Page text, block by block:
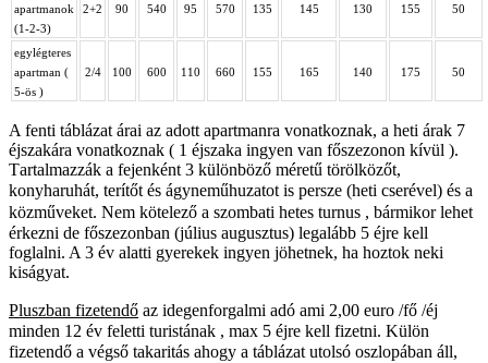
apartmanok
(1-2-3)
2+2 90 540 95 570 135 145 130 155 50
egylégteres
apartman (
5-ös )
2/4 100 600 110 660 155 165 140 175 50
A fenti táblázat árai az adott apartmanra vonatkoznak, a heti árak 7
éjszakára vonatkoznak ( 1 éjszaka ingyen van főszezonon kívül ).
Tartalmazzák a fejenként 3 különböző méretű törölközőt,
konyharuhát, terítőt és ágyneműhuzatot is persze (heti cserével) és a
közműveket. Nem kötelező a szombati hetes turnus , bármikor lehet
érkezni de főszezonban (július augusztus) legalább 5 éjre kell
foglalni. A 3 év alatti gyerekek ingyen jöhetnek, ha hoztok neki
kiságyat.
Pluszban fizetendő az idegenforgalmi adó ami 2,00 euro /fő /éj
minden 12 év feletti turistának , max 5 éjre kell fizetni. Külön
fizetendő a végső takaritás ahogy a táblázat utolsó oszlopában áll,